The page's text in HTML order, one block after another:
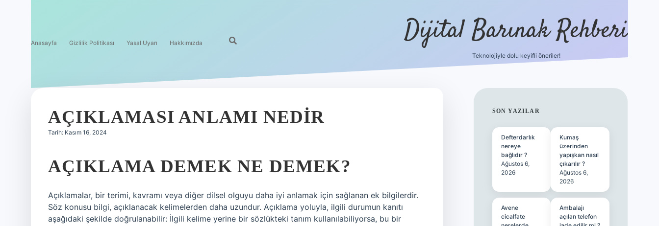
Anasayfa Gizlilik Politikası Yasal Uyarı Hakkımızda Dijital Barınak Rehberi
Teknolojiyle dolu keyifli öneriler!
AÇIKLAMASI ANLAMI NEDIR
Tarih: Kasım 16, 2024
AÇIKLAMA DEMEK NE DEMEK?
Açıklamalar, bir terimi, kavramı veya diğer dilsel olguyu daha iyi anlamak için sağlanan ek bilgilerdir.
Söz konusu bilgi, açıklanacak kelimelerden daha uzundur. Açıklama yoluyla, ilgili durumun kanıtı
aşağıdaki şekilde doğrulanabilir: İlgili kelime yerine bir sözlükteki tanım kullanılabiliyorsa, bu bir
SIDEBAR
SON YAZILAR
Defterdarlık
nereye
bağlıdır ?
Ağustos 6,
2026
Kumaş
üzerinden
yapışkan nasıl
çıkarılır ?
Ağustos 6,
2026
Avene
cicalfate
Ambalajı
açılan telefon
hiltonbet güncel giriş